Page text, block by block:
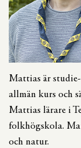
Mattias är studie-
allmän kurs och
Mattias lärare i
folkhögskola.
och natur.